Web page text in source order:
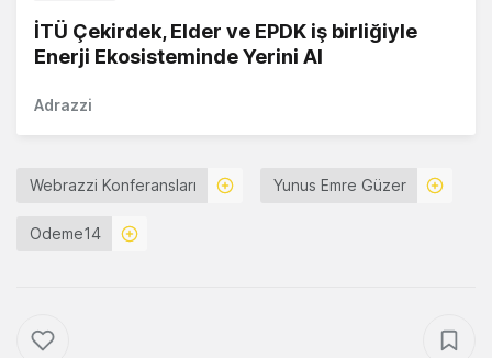
İTÜ Çekirdek, Elder ve EPDK iş birliğiyle
Enerji Ekosisteminde Yerini Al
Adrazzi
Webrazzi Konferansları Yunus Emre Güzer
Odeme14